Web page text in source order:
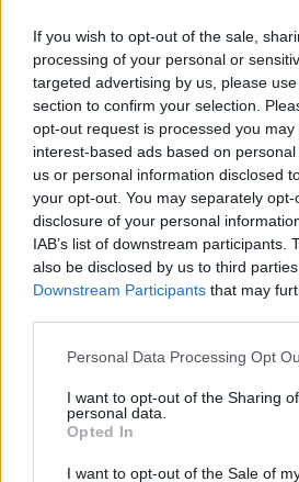
If you wish to opt-out of the sale,
processing of your personal or
targeted advertising by us, please
section to confirm your selection.
opt-out request is processed you may
interest-based ads based on
us or personal information disclosed
your opt-out. You may separately
disclosure of your personal
IAB’s list of downstream participants.
also be disclosed by us to third
Downstream Participants that may
Please note that this website/app
not limited to your visit or usage
grant or deny consent to Google and
use your data for below specified
consent section.
Personal Data Processing Opt
I want to opt-out of the Sharing
personal data.
Opted In
I want to opt-out of the Sale of